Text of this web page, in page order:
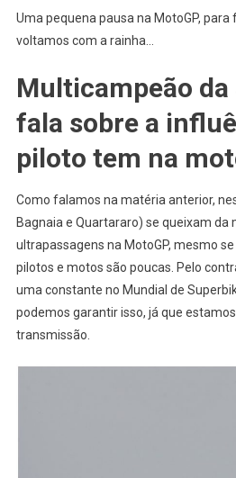
Uma pequena pausa na MotoGP, para
voltamos com a rainha…
Multicampeão
fala sobre a
piloto tem na
Como falamos na matéria anterior,
Bagnaia e Quartararo) se queixam da
ultrapassagens na MotoGP, mesmo
pilotos e motos são poucas. Pelo
uma constante no Mundial de
podemos garantir isso, já que
transmissão.